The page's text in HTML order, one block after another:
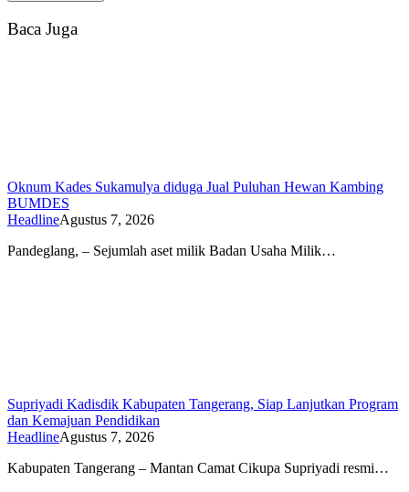
Baca Juga
Oknum Kades Sukamulya diduga Jual Puluhan Hewan Kambing
BUMDES
HeadlineAgustus 7, 2026
Pandeglang, – Sejumlah aset milik Badan Usaha Milik…
Supriyadi Kadisdik Kabupaten Tangerang, Siap Lanjutkan Program
dan Kemajuan Pendidikan
HeadlineAgustus 7, 2026
Kabupaten Tangerang – Mantan Camat Cikupa Supriyadi resmi…